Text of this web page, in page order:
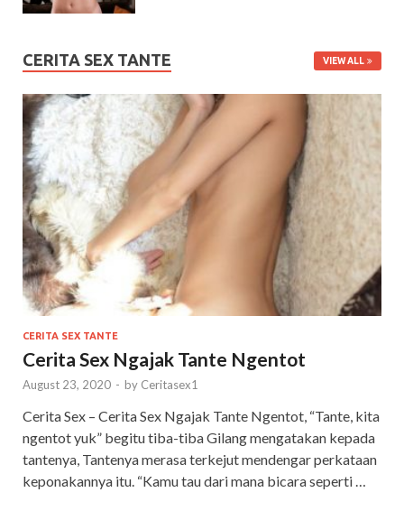
CERITA SEX TANTE VIEW ALL
CERITA SEX TANTE
Cerita Sex Ngajak Tante Ngentot
August 23, 2020 - by Ceritasex1
Cerita Sex – Cerita Sex Ngajak Tante Ngentot, “Tante, kita
ngentot yuk” begitu tiba-tiba Gilang mengatakan kepada
tantenya, Tantenya merasa terkejut mendengar perkataan
keponakannya itu. “Kamu tau dari mana bicara seperti …